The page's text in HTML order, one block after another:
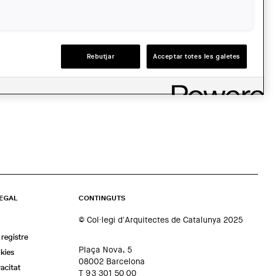
ACCIONS
CONTINGUTS
© Col·legi d'Arquitectes de Catalunya 2025
Plaça Nova, 5
08002 Barcelona
T 93 301 50 00
Rebutjar Acceptar totes les galetes